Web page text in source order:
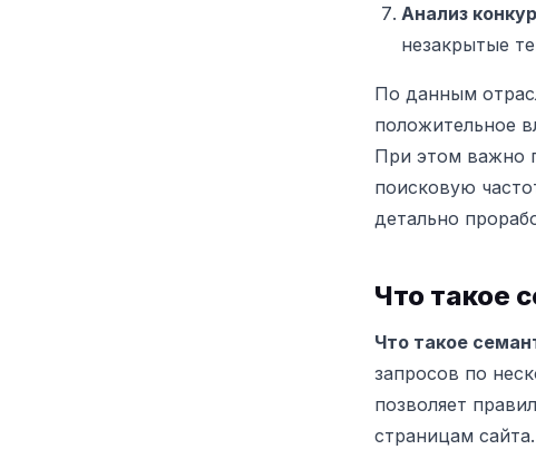
Анализ
незакрытые
По данным
положительное
При этом важно
поисковую
детально
Что такое
Что такое
запросов по
позволяет
страницам сайта.